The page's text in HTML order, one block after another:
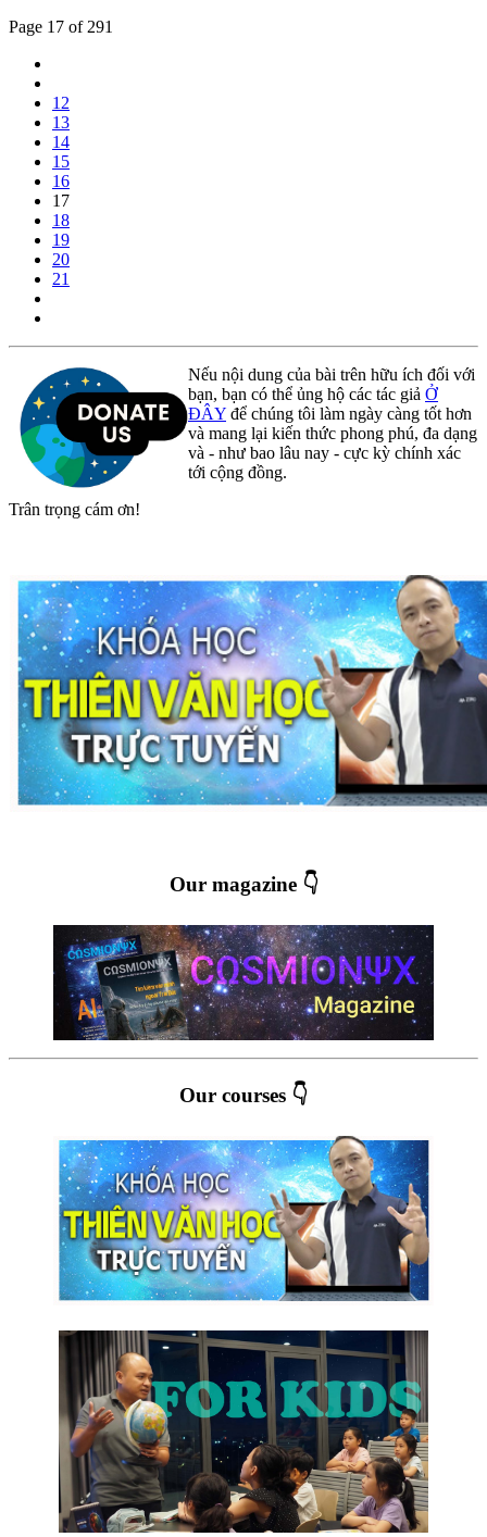
Page 17 of 291
12
13
14
15
16
17
18
19
20
21
Nếu nội dung của bài trên hữu ích đối với
bạn, bạn có thể ủng hộ các tác giả Ở
ĐÂY để chúng tôi làm ngày càng tốt hơn
và mang lại kiến thức phong phú, đa dạng
và - như bao lâu nay - cực kỳ chính xác
tới cộng đồng.
Trân trọng cám ơn!
Our magazine 👇
Our courses 👇